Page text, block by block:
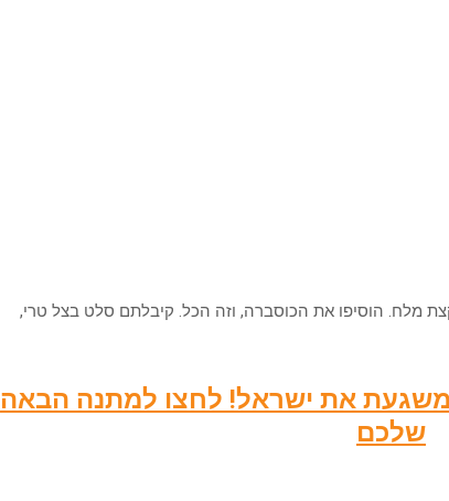
מלח. הוסיפו את הכוסברה, וזה הכל. קיבלתם סלט בצל טרי,
את ישראל! לחצו למתנה הבאה
שלכם